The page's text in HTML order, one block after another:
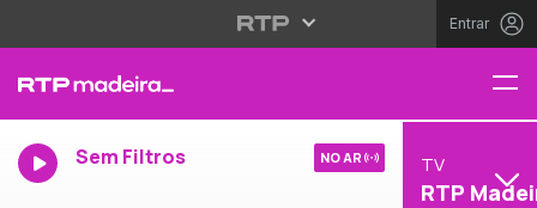
Entrar
Sem Filtros NO AR TV
RTP